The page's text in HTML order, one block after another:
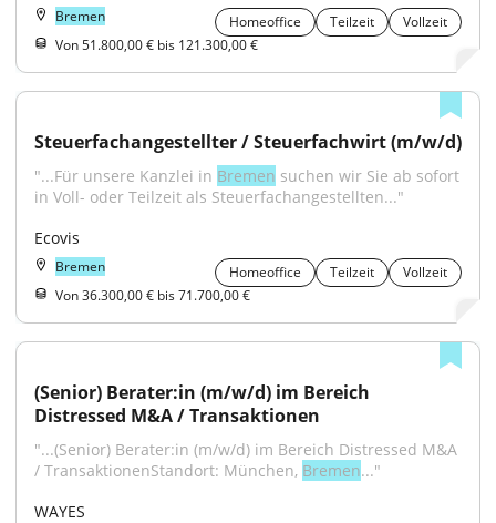
Bremen Homeoffice Teilzeit
Vollzeit
Von 51.800,00 € bis 121.300,00 €
Steuerfachangestellter / Steuerfachwirt (m/w/d)
"...Für unsere Kanzlei in Bremen suchen wir Sie ab sofort
in Voll- oder Teilzeit als Steuerfachangestellten..."
Ecovis
Bremen Homeoffice Teilzeit
Vollzeit
Von 36.300,00 € bis 71.700,00 €
(Senior) Berater:in (m/w/d) im Bereich
Distressed M&A / Transaktionen
"...(Senior) Berater:in (m/w/d) im Bereich Distressed M&A
/ TransaktionenStandort: München, Bremen..."
WAYES